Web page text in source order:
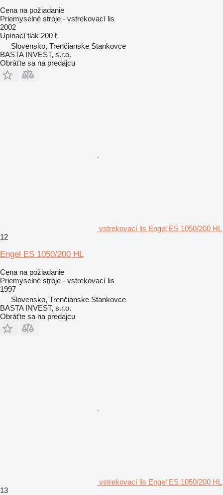
Cena na požiadanie
Priemyselné stroje - vstrekovací lis
2002
Upínací tlak 200 t
Slovensko, Trenčianske Stankovce
BASTA INVEST, s.r.o.
Obráťte sa na predajcu
vstrekovací lis Engel ES 1050/200 HL
12
Engel ES 1050/200 HL
Cena na požiadanie
Priemyselné stroje - vstrekovací lis
1997
Slovensko, Trenčianske Stankovce
BASTA INVEST, s.r.o.
Obráťte sa na predajcu
vstrekovací lis Engel ES 1050/200 HL
13